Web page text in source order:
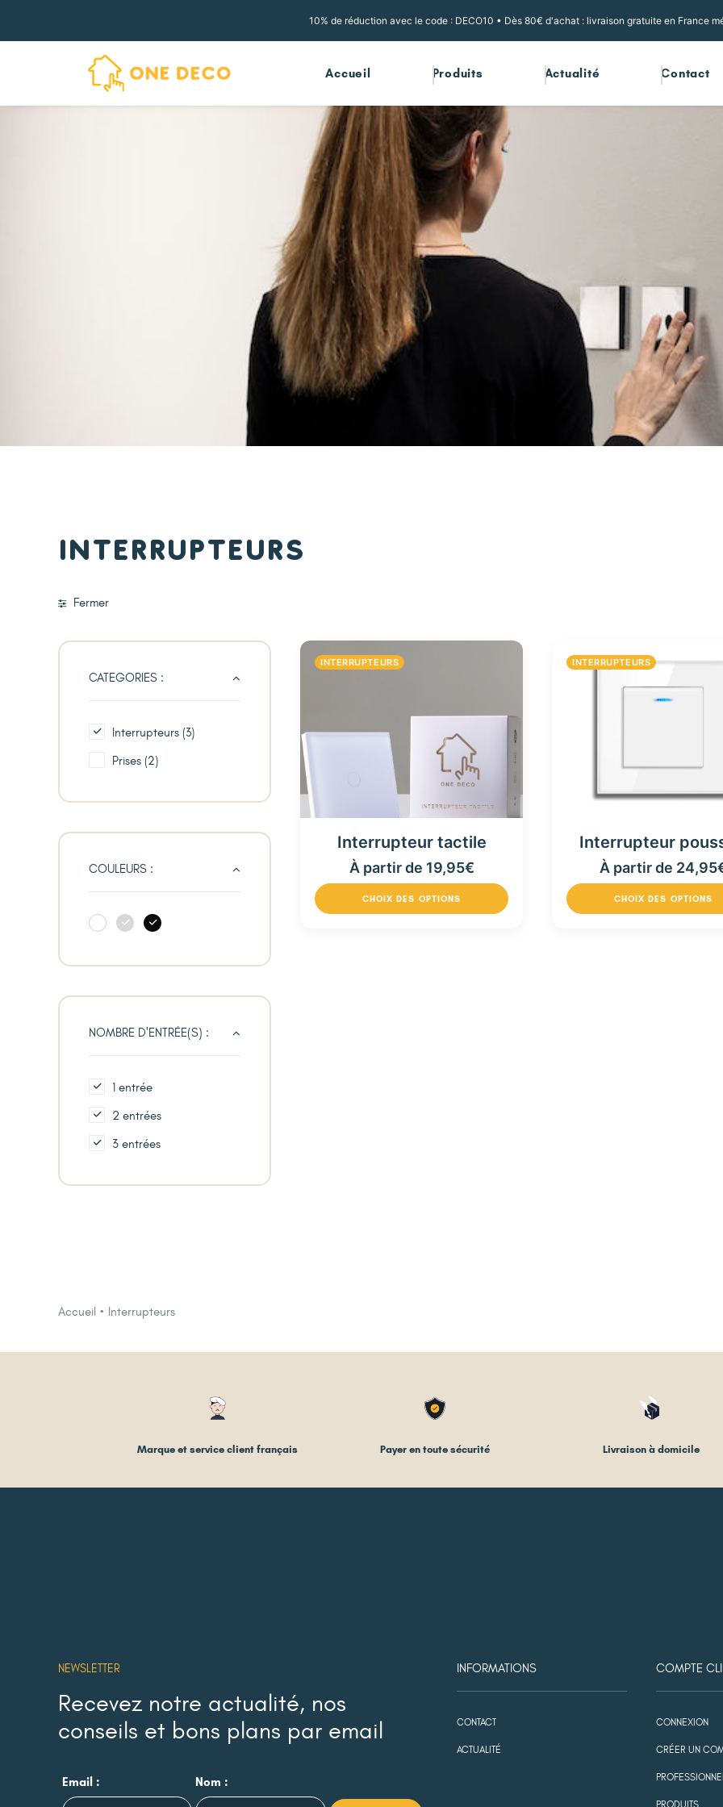
10% de réduction avec le code : DECO10 • Dès 80€ d'achat : livraison gratuite en France
Accueil Produits Actualité Contact
Interrupteurs
Fermer
CATEGORIES :
Interrupteurs (3)
Prises (2)
COULEURS :
NOMBRE D'ENTRÉE(S) :
1 entrée
2 entrées
3 entrées
INTERRUPTEURS
Interrupteur tactile
À partir de 19,95€
CHOIX DES OPTIONS
INTERRUPTEURS
Interrupteur
À partir de 24,95
CHOIX DES OPTIONS
Accueil Interrupteurs
Marque et service client français Payer en toute sécurité Livraison à domicile
NEWSLETTER
Recevez notre actualité, nos
conseils et bons plans par email
Email : Nom :
INFORMATIONS
CONTACT
ACTUALITÉ
COMPTE
CONNEXION
CRÉER UN
PRODUITS